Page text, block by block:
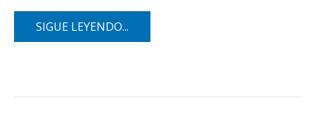
SIGUE LEYENDO...